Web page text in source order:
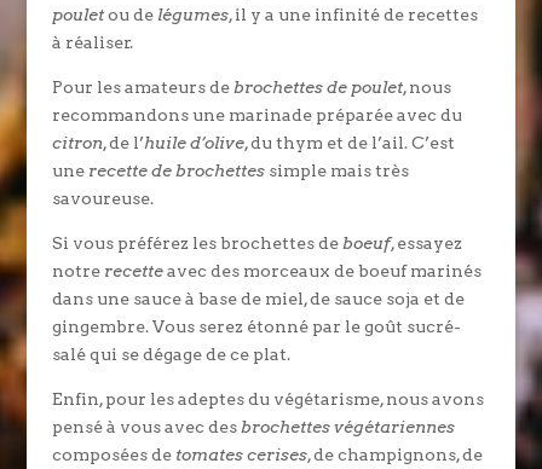
pouletou de légumes, il y a une infinité de recettes
à réaliser.
Pour les amateurs de brochettes de poulet, nous
recommandons une marinade préparée avec du
citron, de l’huile d’olive, du thym et de l’ail. C’est
une recette de brochettessimple mais très
savoureuse.
Si vous préférez les brochettes de boeuf, essayez
notre recetteavec des morceaux de boeuf marinés
dans une sauce à base de miel, de sauce soja et de
gingembre. Vous serez étonné par le goût sucré-
salé qui se dégage de ce plat.
Enfin, pour les adeptes du végétarisme, nous avons
pensé à vous avec des brochettes végétariennes
composées de tomates cerises, de champignons, de